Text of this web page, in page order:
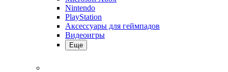
Nintendo
PlayStation
Аксессуары для геймпадов
Видеоигры
Еще